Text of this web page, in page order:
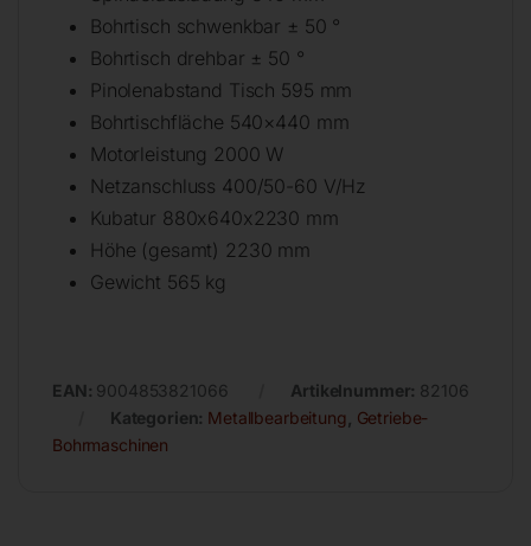
Bohrtisch schwenkbar ± 50 °
Bohrtisch drehbar ± 50 °
Pinolenabstand Tisch 595 mm
Bohrtischfläche 540×440 mm
Motorleistung 2000 W
Netzanschluss 400/50-60 V/Hz
Kubatur 880x640x2230 mm
Höhe (gesamt) 2230 mm
Gewicht 565 kg
EAN: 9004853821066 Artikelnummer: 82106
Kategorien: Metallbearbeitung Getriebe-
Bohrmaschinen